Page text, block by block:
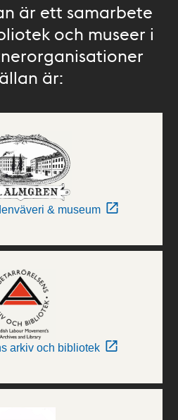
är ett samarbete
och museer i
är:
& museum
arkiv och bibliotek